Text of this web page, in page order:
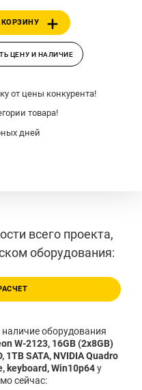
КОРЗИНУ
ЦЕНУ И НАЛИЧИЕ
от цены конкурента!
товара!
дней
всего проекта,
оборудования:
оборудования
W-2123, 16GB (2x8GB)
1TB SATA, NVIDIA Quadro
keyboard, Win10p64у
сейчас: